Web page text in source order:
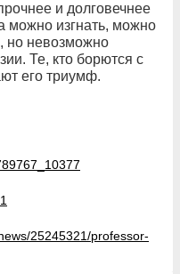
и долговечнее
можно изгнать, можно
но невозможно
Те, кто борются с
его триумф.
25245321/professor-